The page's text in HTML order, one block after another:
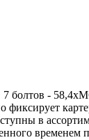
-
фиксирует
в
временем